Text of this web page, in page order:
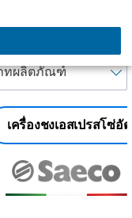
เครื่องชงเอสเปรสโซ่อั